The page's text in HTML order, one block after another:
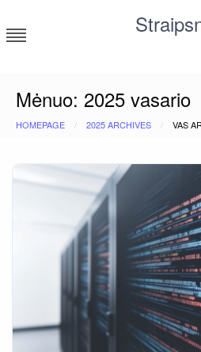
to
content
Mėnuo: 2025 vasario
HOMEPAGE 2025 ARCHIVES VAS